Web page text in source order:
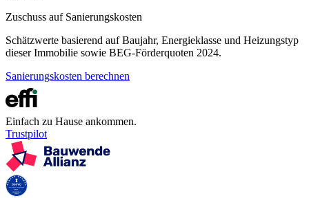
Zuschuss auf Sanierungskosten
Schätzwerte basierend auf Baujahr, Energieklasse und Heizungstyp
dieser Immobilie sowie BEG-Förderquoten 2024.
Sanierungskosten berechnen
Einfach zu Hause ankommen.
Trustpilot